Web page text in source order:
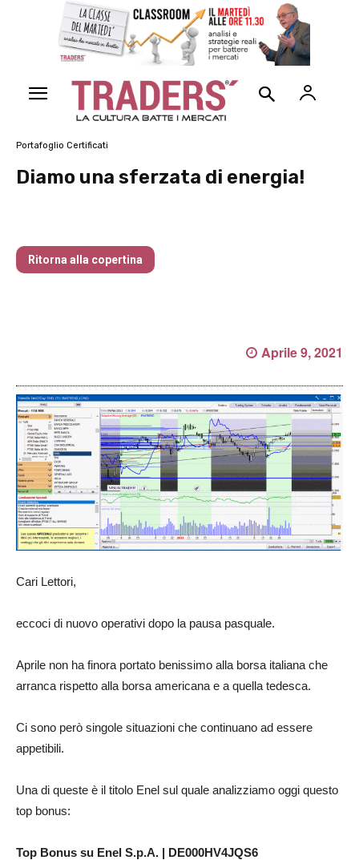
Portafoglio Certificati
Diamo una sferzata di energia!
Ritorna alla copertina
Aprile 9, 2021
Cari Lettori,
eccoci di nuovo operativi dopo la pausa pasquale.
Aprile non ha finora portato benissimo alla borsa italiana che
arranca rispetto alla borsa americana e a quella tedesca.
Ci sono però singole situazioni che continuano ad essere
appetibili.
Una di queste è il titolo Enel sul quale analizziamo oggi questo
top bonus:
Top Bonus su Enel S.p.A. | DE000HV4JQS6